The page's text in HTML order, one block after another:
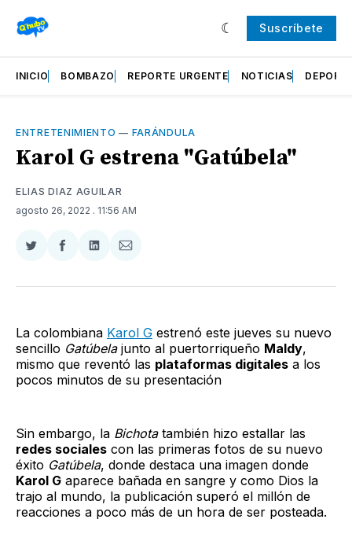
Suscríbete
INICIO BOMBAZO REPORTE URGENTE NOTICIAS
ENTRETENIMIENTO — FARÁNDULA
Karol G estrena "Gatúbela"
ELIAS DIAZ AGUILAR
agosto 26, 2022 . 11:56 AM
Compartir
Twitter
Compartir
Facebook
Compartir
LinkedIn
Compartir
Email
La colombiana Karol G estrenó este jueves su nuevo
sencillo Gatúbela junto al puertorriqueño Maldy,
mismo que reventó las plataformas digitales a los
pocos minutos de su presentación
Sin embargo, la Bichota también hizo estallar las
redes sociales con las primeras fotos de su nuevo
éxito Gatúbela, donde destaca una imagen donde
Karol G aparece bañada en sangre y como Dios la
trajo al mundo, la publicación superó el millón de
reacciones a poco más de un hora de ser posteada.